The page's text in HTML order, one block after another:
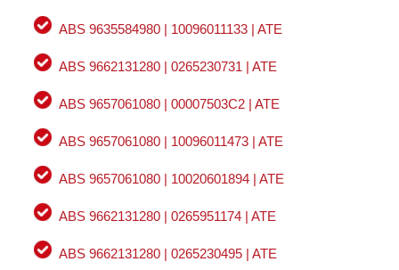
ABS 9635584980 | 10096011133 | ATE
ABS 9662131280 | 0265230731 | ATE
ABS 9657061080 | 00007503C2 | ATE
ABS 9657061080 | 10096011473 | ATE
ABS 9657061080 | 10020601894 | ATE
ABS 9662131280 | 0265951174 | ATE
ABS 9662131280 | 0265230495 | ATE